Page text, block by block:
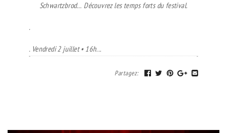
Schwartzbrod… Découvrez les temps forts du festival.
.
. Vendredi 2 juillet • 16h...
Partagez: